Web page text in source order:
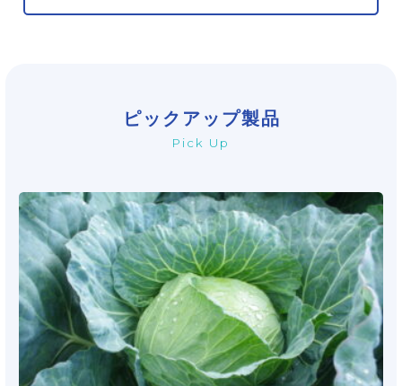
製品から探す
塗料・インク
各種エマルジョン・ワックス・消泡剤
ゲル消臭剤・芳香剤
繊維プリント（捺染）
フロアブル製剤
保冷剤
捺染糊
フリーワードで探す
ピックアップ製品
Pick Up